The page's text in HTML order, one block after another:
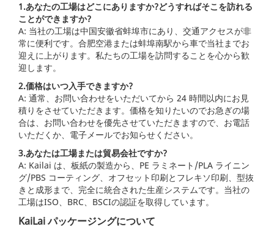
1.あなたの工場はどこにありますか?どうすればそこを訪れる
ことができますか?
A: 当社の工場は中国安徽省蚌埠市にあり、交通アクセスが非
常に便利です。合肥空港または蚌埠南駅から車で当社までお
迎えに上がります。私たちの工場を訪問することを心から歓
迎します。
2.価格はいつ入手できますか?
A: 通常、お問い合わせをいただいてから 24 時間以内にお見
積りをさせていただきます。価格を知りたいのでお急ぎの場
合は、お問い合わせを優先させていただきますので、お電話
いただくか、電子メールでお知らせください。
3.あなたは工場または貿易会社ですか?
A: Kailai は、板紙の製造から、PE ラミネート/PLA ライニン
グ/PBS コーティング、オフセット印刷とフレキソ印刷、型抜
きと成形まで、完全に統合された生産システムです。当社の
工場はISO、BRC、BSCIの認証を取得しています。
KaiLai パッケージングについて